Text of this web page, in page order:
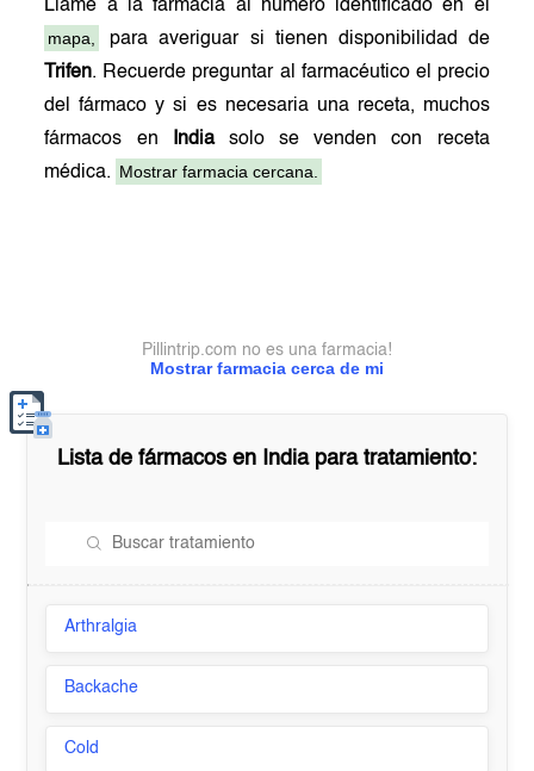
Llame a la farmacia al número identificado en el
mapa,
para averiguar si tienen disponibilidad de
Trifen. Recuerde preguntar al farmacéutico el precio
del fármaco y si es necesaria una receta, muchos
fármacos en
Indiasolo se venden con receta
médica. Mostrar farmacia cercana.
Mostrar farmacia cerca de mi
Pillintrip.com no es una farmacia!
Lista de fármacos en Indiapara tratamiento:
Arthralgia
Backache
Cold